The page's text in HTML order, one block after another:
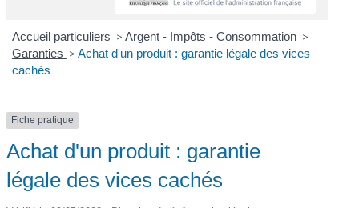
Accueil particuliers > Argent - Impôts - Consommation >
Garanties > Achat d'un produit : garantie légale des vices
cachés
Fiche pratique
Achat d'un produit : garantie
légale des vices cachés